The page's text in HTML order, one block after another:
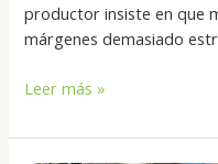
productor insiste en que
márgenes demasiado
Leer más »